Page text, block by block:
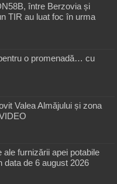
între Berzovia și
TIR au luat foc în urma
o promenadă… cu
Valea Almăjului și zona
ale furnizării apei potabile
data de 6 august 2026